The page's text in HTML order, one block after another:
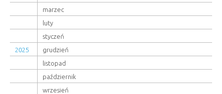
marzec
luty
styczeń
2025
grudzień
listopad
październik
wrzesień